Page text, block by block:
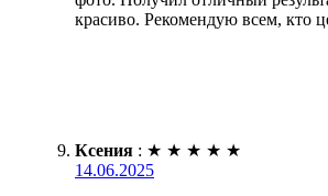
красиво. Рекомендую всем, кто
Ксения : ★ ★ ★ ★ ★
14.06.2025